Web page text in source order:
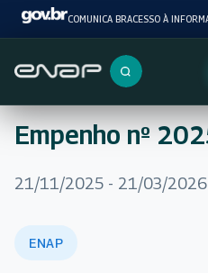
COMUNICA BRACESSO À
Buscar no
Empenho nº
21/11/2025 - 21/03/2026
ENAP